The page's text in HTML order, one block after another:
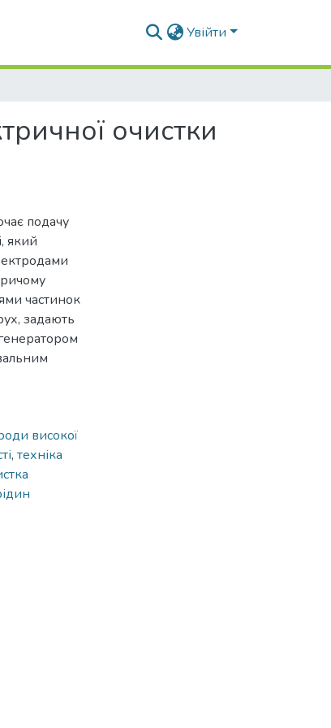
Увійти
очистки
подачу
який
частинок
задають
високої
, техніка